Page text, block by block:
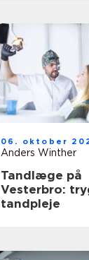
06. oktober
Anders Winther
Tandlæge på
Vesterbro:
tandpleje